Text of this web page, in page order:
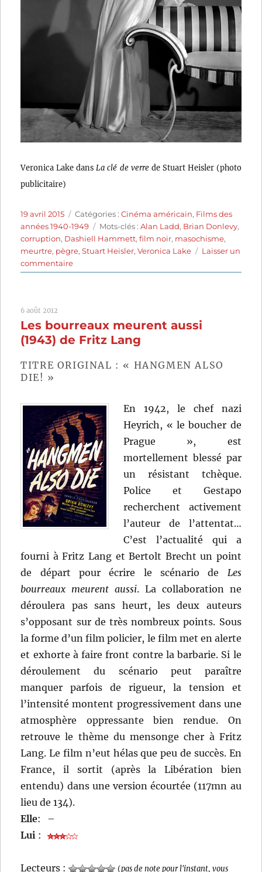
Veronica Lake dans La clé de verrede Stuart Heisler (photo
publicitaire)
Publié
le
19 avril 2015 Catégories
Catégories :Cinéma américain, Films des
années 1940-1949
Étiquettes
Mots-clés :Alan Ladd, Brian Donlevy,
corruption, Dashiell Hammett,film noir, masochisme,
meurtre, pègre,Stuart Heisler,Veronica Lake
Laisser un
commentairesur
La
(1942)
de
Heisler
6 août 2012
Les bourreaux meurent aussi
(1943) de Fritz Lang
TITRE ORIGINAL : « HANGMEN ALSO
DIE! »
En 1942, le chef nazi
Heyrich, « le boucher de
Prague », est
mortellement blessé par
un résistant tchèque.
Police et Gestapo
recherchent activement
l’auteur de l’attentat…
C’est l’actualité qui a
fourni à Fritz Lang et Bertolt Brecht un point
de départ pour écrire le scénario de Les
bourreaux meurent aussi. La collaboration ne
déroulera pas sans heurt, les deux auteurs
s’opposant sur de très nombreux points. Sous
la forme d’un film policier, le film met en alerte
et exhorte à faire front contre la barbarie. Si le
déroulement du scénario peut paraître
manquer parfois de rigueur, la tension et
l’intensité montent progressivement dans une
atmosphère oppressante bien rendue. On
retrouve le thème du mensonge cher à Fritz
Lang. Le film n’eut hélas que peu de succès. En
France, il sortit (après la Libération bien
entendu) dans une version écourtée (117mn au
lieu de 134).
Elle:
–
Lui :
Lecteurs : (pas de note pour l'instant, vous